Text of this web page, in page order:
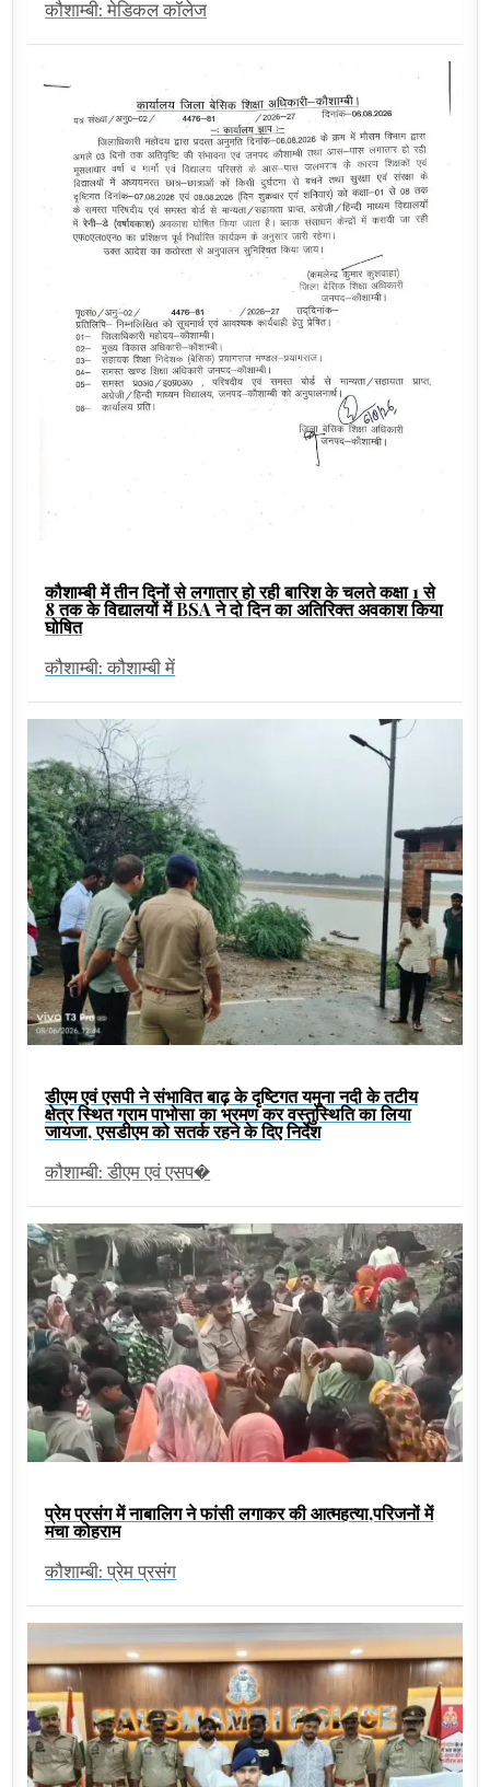
कौशाम्बी: मेडिकल कॉलेज
कौशाम्बी में तीन दिनों से लगातार हो रही बारिश के चलते कक्षा 1 से
8 तक के विद्यालयों में BSA ने दो दिन का अतिरिक्त अवकाश किया
घोषित
कौशाम्बी: कौशाम्बी में
डीएम एवं एसपी ने संभावित बाढ़ के दृष्टिगत यमुना नदी के तटीय
क्षेत्र स्थित ग्राम पाभोसा का भ्रमण कर वस्तुस्थिति का लिया
जायजा, एसडीएम को सतर्क रहने के दिए निर्देश
कौशाम्बी: डीएम एवं एसप�
प्रेम प्रसंग में नाबालिग ने फांसी लगाकर की आत्महत्या,परिजनों में
मचा कोहराम
कौशाम्बी: प्रेम प्रसंग